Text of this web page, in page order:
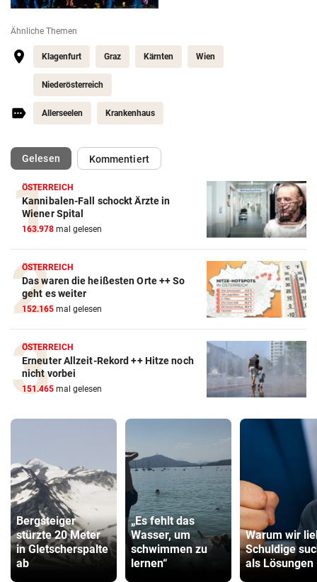
Ähnliche Themen
Klagenfurt Graz Kärnten Wien
Niederösterreich
Allerseelen Krankenhaus
Gelesen(ausgewählt)Kommentiert
ÖSTERREICH
Kannibalen-Fall schockt Ärzte in
Wiener Spital
163.978 mal gelesen
ÖSTERREICH
Das waren die heißesten Orte ++ So
geht es weiter
152.165 mal gelesen
ÖSTERREICH
Erneuter Allzeit-Rekord ++ Hitze noch
nicht vorbei
151.465 mal gelesen
Bergsteiger
stürzte 20 Meter
in Gletscherspalte
ab
„Es fehlt das
Wasser, um
schwimmen zu
lernen“
Warum wir
Schuldige
als Lösungen